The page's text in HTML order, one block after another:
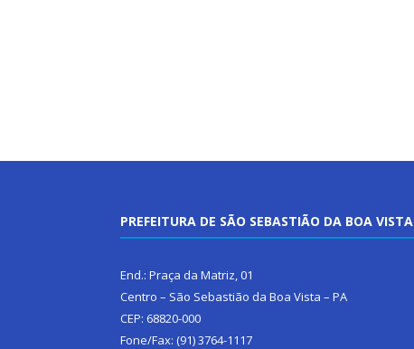
PREFEITURA DE SÃO SEBASTIÃO DA BOA VISTA
End.: Praça da Matriz, 01
Centro – São Sebastião da Boa Vista – PA
CEP: 68820-000
Fone/Fax: (91) 3764-1117